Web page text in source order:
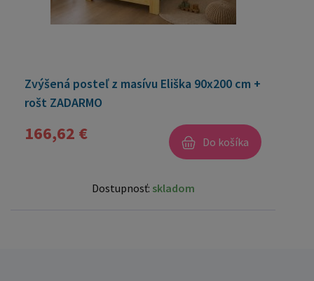
Zvýšená posteľ z masívu Eliška 90x200 cm +
rošt ZADARMO
166,62 € Do košíka
Dostupnosť: skladom